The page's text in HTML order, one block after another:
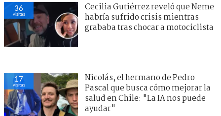
36
visitas
Cecilia Gutiérrez reveló que Neme
habría sufrido crisis mientras
grababa tras chocar a motociclista
17
visitas
Nicolás, el hermano de Pedro
Pascal que busca cómo mejorar la
salud en Chile: "La IA nos puede
ayudar"